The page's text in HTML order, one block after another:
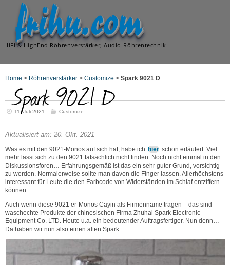
frihu.com
HiFi & HighEnd Röhrenverstärker, Audio-Röhrentechnik
Home > Röhrenverstärker > Customize > Spark 9021 D
Spark 9021 D
11. Juli 2021 Customize
Aktualisiert am: 20. Okt. 2021
Was es mit den 9021-Monos auf sich hat, habe ich hier schon erläutert. Viel
mehr lässt sich zu den 9021 tatsächlich nicht finden. Noch nicht einmal in den
Diskussionsforen… Erfahrungsgemäß ist das ein sehr guter Grund, vorsichtig
zu werden. Normalerweise sollte man davon die Finger lassen. Allerhöchstens
interessant für Leute die den Farbcode von Widerständen im Schlaf entziffern
können.
Auch wenn diese 9021’er-Monos Cayin als Firmenname tragen – das sind
waschechte Produkte der chinesischen Firma Zhuhai Spark Electronic
Equipment Co. LTD. Heute u.a. ein bedeutender Auftragsfertiger. Nun denn…
Da haben wir nun also einen alten Spark…